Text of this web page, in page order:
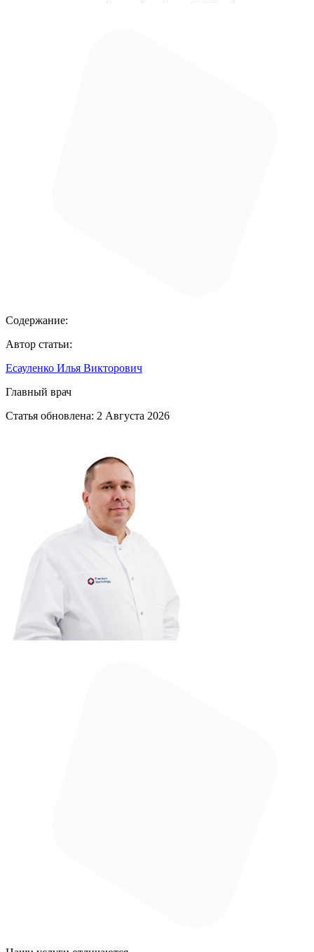
Содержание:
Автор статьи:
Есауленко Илья Викторович
Главный врач
Статья обновлена: 2 Августа 2026